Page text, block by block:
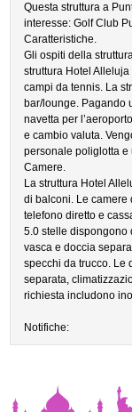
Questa struttura a
interesse: Golf Club
Caratteristiche.
Gli ospiti della
struttura Hotel
campi da tennis. La
bar/lounge. Pagando
navetta per
e cambio valuta.
personale poliglotta
Camere.
La struttura Hotel
di balconi. Le camere
telefono diretto e
5.0 stelle dispongono
vasca e doccia
specchi da trucco. Le
separata,
richiesta includono
Notifiche: